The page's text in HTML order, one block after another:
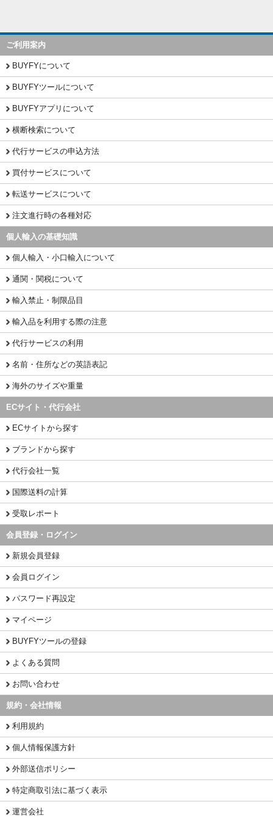
ご利用案内
BUYFYについて
BUYFYツールについて
BUYFYアプリについて
横断検索について
代行サービスの申込方法
買付サービスについて
転送サービスについて
注文進行時の各種対応
個人輸入の基礎知識
個人輸入・小口輸入について
通関・関税について
輸入禁止・制限品目
輸入品を利用する際の注意
代行サービスの利用
名前・住所などの英語表記
海外のサイズや重量
ECサイト・代行会社
ECサイトから探す
ブランドから探す
代行会社一覧
国際送料の計算
受取レポート
会員登録・ログイン
新規会員登録
会員ログイン
パスワード再設定
マイページ
BUYFYツールの登録
よくある質問
お問い合わせ
規約・会社情報
利用規約
個人情報保護方針
外部送信ポリシー
特定商取引法に基づく表示
運営会社